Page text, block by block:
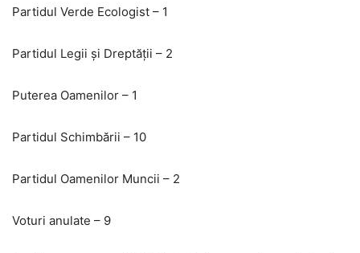
Partidul Verde Ecologist – 1
Partidul Legii și Dreptății – 2
Puterea Oamenilor – 1
Partidul Schimbării – 10
Partidul Oamenilor Muncii – 2
Voturi anulate – 9